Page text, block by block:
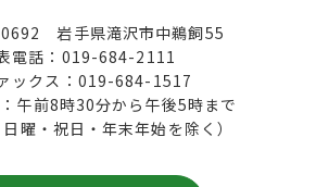
岩手県滝沢市中鵜飼55
電話：019-684-2111
ックス：019-684-1517
午前8時30分から午後5時まで
日曜・祝日・年末年始を除く）